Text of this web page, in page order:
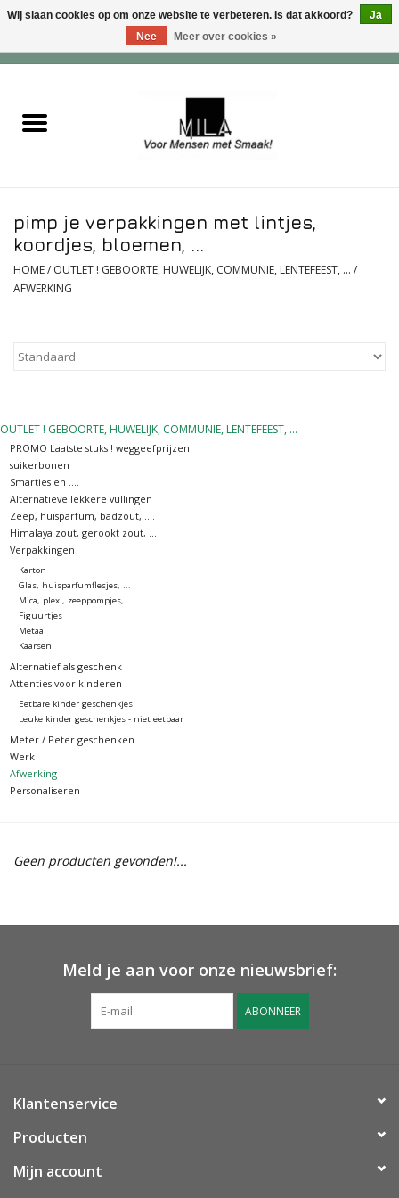
Zoet
Verwenfeesten
suiker - , lactose - en glutenvrij
OUTLET ! Geboorte,
huwelijk, communie,
lentefeest, ...
MOEDERDAG 2026
Onze website
pimp je verpakkingen met lintjes,
koordjes, bloemen, ...
HOME/ OUTLET ! GEBOORTE, HUWELIJK, COMMUNIE, LENTEFEEST, ... /
AFWERKING
OUTLET ! GEBOORTE, HUWELIJK, COMMUNIE, LENTEFEEST, ...
PROMO Laatste stuks ! weggeefprijzen
suikerbonen
Smarties en ....
Alternatieve lekkere vullingen
Zeep, huisparfum, badzout,.....
Himalaya zout, gerookt zout, ...
Verpakkingen
Karton
Glas, huisparfumflesjes, ...
Mica, plexi, zeeppompjes, ...
Figuurtjes
Metaal
Kaarsen
Alternatief als geschenk
Attenties voor kinderen
Eetbare kinder geschenkjes
Leuke kinder geschenkjes - niet eetbaar
Meter / Peter geschenken
Werk
Afwerking
Personaliseren
Geen producten gevonden!...
Meld je aan voor onze nieuwsbrief:
ABONNEER
Klantenservice
Producten
Mijn account
Wij slaan cookies op om onze website te verbeteren. Is dat akkoord?
Ja
Nee
Meer over cookies »